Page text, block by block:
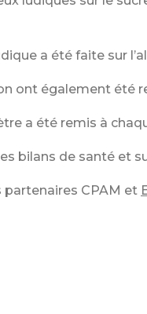
a été faite sur
ont également été
a été remis à
bilans de santé et
partenaires CPAM et